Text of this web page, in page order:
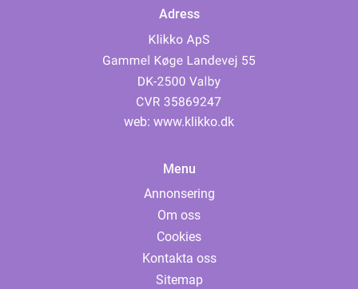
Adress
web: www.klikko.dk
Menu
Annonsering
Om oss
Cookies
Kontakta oss
Sitemap